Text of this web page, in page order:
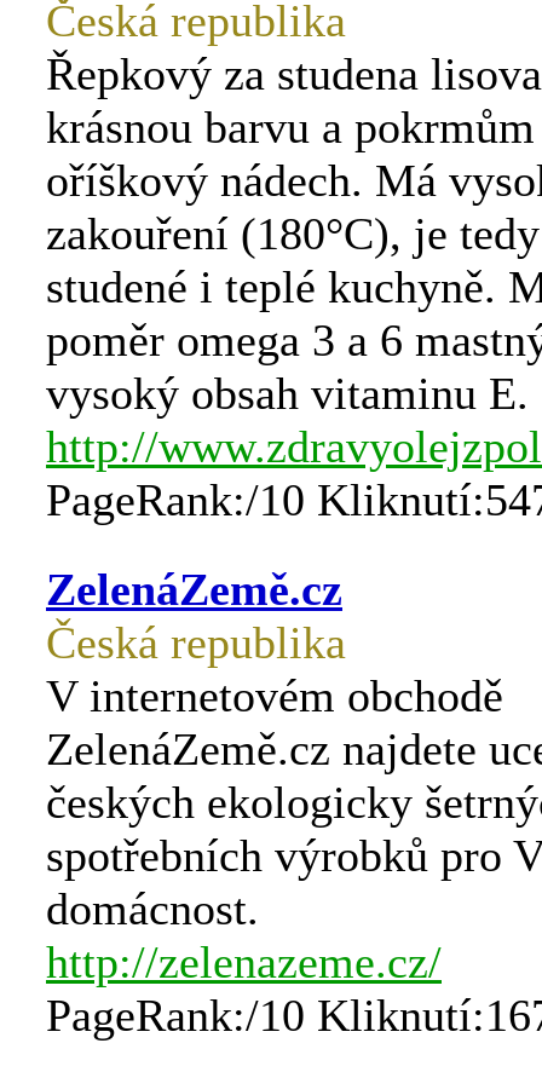
Česká republika
Řepkový za studena
krásnou barvu a
oříškový nádech. Má
zakouření (180°C), je
studené i teplé kuchyně.
poměr omega 3 a 6
vysoký obsah vitaminu E.
http://
PageRank:/10
ZelenáZemě.cz
Česká republika
V internetovém obchodě
ZelenáZemě.cz najdete
českých ekologicky
spotřebních výrobků pro
domácnost.
http://zelenazeme.cz/
PageRank:/10